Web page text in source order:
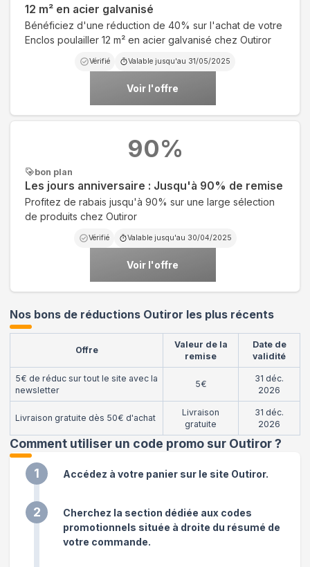
12 m² en acier galvanisé
Bénéficiez d'une réduction de 40% sur l'achat de votre
Enclos poulailler 12 m² en acier galvanisé chez Outiror
Vérifié Valable jusqu'au 31/05/2025
Voir l'offre
bon plan
Les jours anniversaire : Jusqu'à 90% de remise
Profitez de rabais jusqu'à 90% sur une large sélection
de produits chez Outiror
Vérifié Valable jusqu'au 30/04/2025
Voir l'offre
90%
Nos bons de réductions Outiror les plus récents
Offre
Valeur de la
remise
Date de
validité
5€ de réduc sur tout le site avec la
newsletter
5€
31 déc.
2026
Livraison gratuite dès 50€ d'achat
Livraison
gratuite
31 déc.
2026
Comment utiliser un code promo sur Outiror?
1 Accédez à votre panier sur le site Outiror.
2
Cherchez la section dédiée aux codes
promotionnels située à droite du résumé de
votre commande.